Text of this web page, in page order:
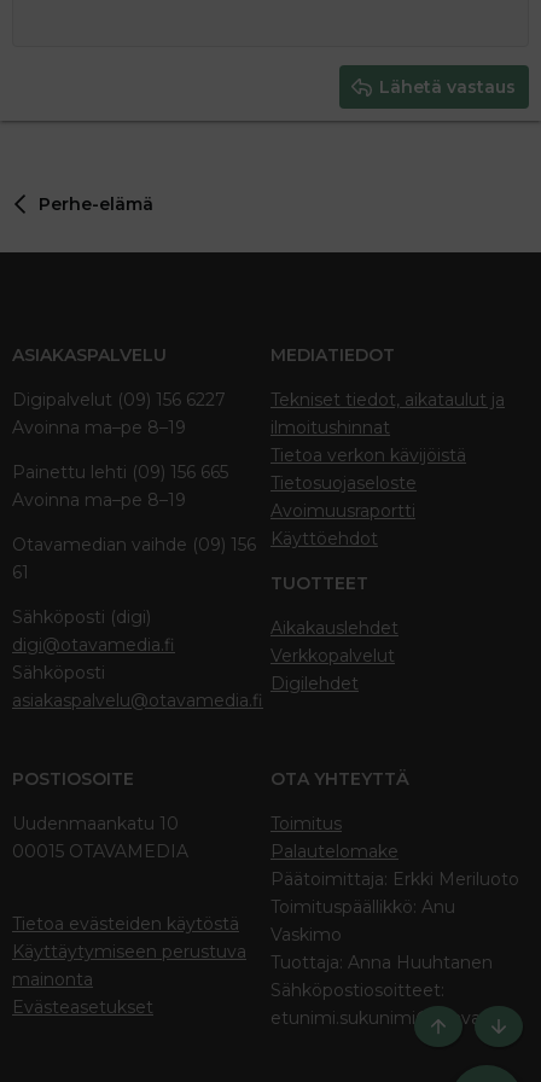
Lähetä vastaus
Perhe-elämä
ASIAKASPALVELU
Digipalvelut (09) 156 6227
Avoinna ma–pe 8–19
Painettu lehti (09) 156 665
Avoinna ma–pe 8–19
Otavamedian vaihde (09) 156
61
Sähköposti (digi)
digi@otavamedia.fi
Sähköposti
asiakaspalvelu@otavamedia.fi
MEDIATIEDOT
Tekniset tiedot, aikataulut ja
ilmoitushinnat
Tietoa verkon kävijöistä
Tietosuojaseloste
Avoimuusraportti
Käyttöehdot
TUOTTEET
Aikakauslehdet
Verkkopalvelut
Digilehdet
POSTIOSOITE
Uudenmaankatu 10
00015 OTAVAMEDIA
Tietoa evästeiden käytöstä
Käyttäytymiseen perustuva
mainonta
Evästeasetukset
OTA YHTEYTTÄ
Toimitus
Palautelomake
Päätoimittaja: Erkki Meriluoto
Toimituspäällikkö: Anu
Vaskimo
Tuottaja: Anna Huuhtanen
Sähköpostiosoitteet:
etunimi.sukunimi@otava.fi
Ylös